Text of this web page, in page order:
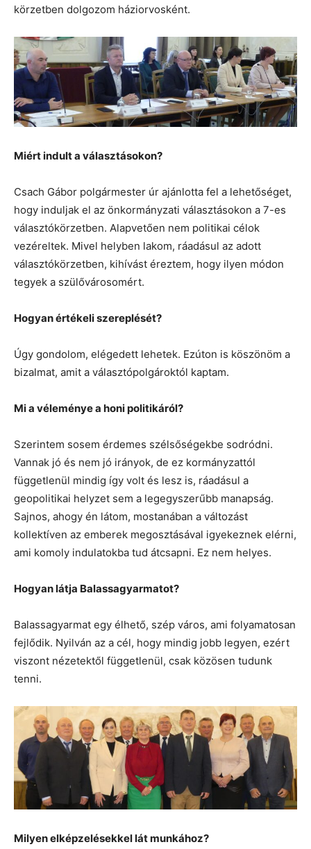
körzetben dolgozom háziorvosként.
Miért indult a választásokon?
Csach Gábor polgármester úr ajánlotta fel a lehetőséget,
hogy induljak el az önkormányzati választásokon a 7-es
választókörzetben. Alapvetően nem politikai célok
vezéreltek. Mivel helyben lakom, ráadásul az adott
választókörzetben, kihívást éreztem, hogy ilyen módon
tegyek a szülővárosomért.
Hogyan értékeli szereplését?
Úgy gondolom, elégedett lehetek. Ezúton is köszönöm a
bizalmat, amit a választópolgároktól kaptam.
Mi a véleménye a honi politikáról?
Szerintem sosem érdemes szélsőségekbe sodródni.
Vannak jó és nem jó irányok, de ez kormányzattól
függetlenül mindig így volt és lesz is, ráadásul a
geopolitikai helyzet sem a legegyszerűbb manapság.
Sajnos, ahogy én látom, mostanában a változást
kollektíven az emberek megosztásával igyekeznek elérni,
ami komoly indulatokba tud átcsapni. Ez nem helyes.
Hogyan látja Balassagyarmatot?
Balassagyarmat egy élhető, szép város, ami folyamatosan
fejlődik. Nyilván az a cél, hogy mindig jobb legyen, ezért
viszont nézetektől függetlenül, csak közösen tudunk
tenni.
Milyen elképzelésekkel lát munkához?